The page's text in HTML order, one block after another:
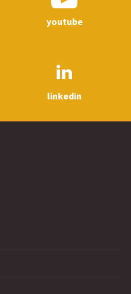
youtube
linkedin